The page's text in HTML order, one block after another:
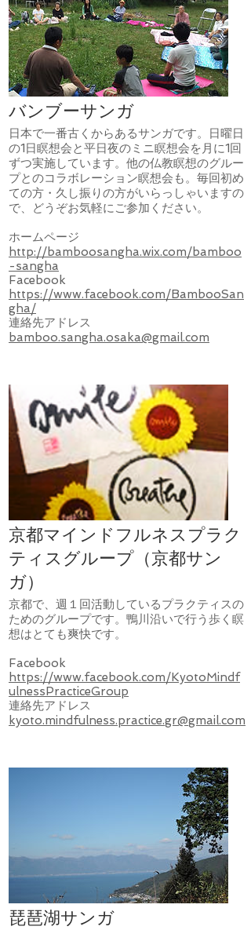
バンブーサンガ
​日本で一番古くからあるサンガです。日曜日
の1日瞑想会と平日夜のミニ瞑想会を月に1回
ずつ実施しています。他の仏教瞑想のグルー
プとのコラボレーション瞑想会も。毎回初め
ての方・久し振りの方がいらっしゃいますの
で、どうぞお気軽にご参加ください。
ホームページ
http://bamboosangha.wix.com/bamboo
-sangha
​Facebook
https://www.facebook.com/BambooSan
gha/
連絡先アドレス
bamboo.sangha.osaka@gmail.com
京都マインドフルネスプラク
ティスグループ（京都サン
ガ）
京都で、週１回活動しているプラクティスの
ためのグループです。鴨川沿いで行う歩く瞑
想はとても爽快です。
Facebook
https://www.facebook.com/KyotoMindf
ulnessPracticeGroup
連絡先アドレス
kyoto.mindfulness.practice.gr@gmail.com
琵琶湖サンガ